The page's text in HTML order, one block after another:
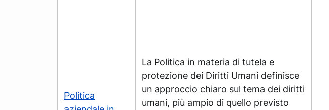
Politica
La Politica in materia di tutela e
protezione dei Diritti Umani definisce
un approccio chiaro sul tema dei diritti
umani, più ampio di quello previsto